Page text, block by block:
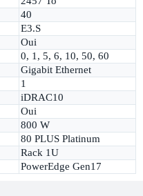
40
E3.S
Oui
0, 1, 5, 6, 10, 50, 60
Gigabit Ethernet
1
iDRAC10
Oui
800 W
80 PLUS Platinum
Rack 1U
PowerEdge Gen17